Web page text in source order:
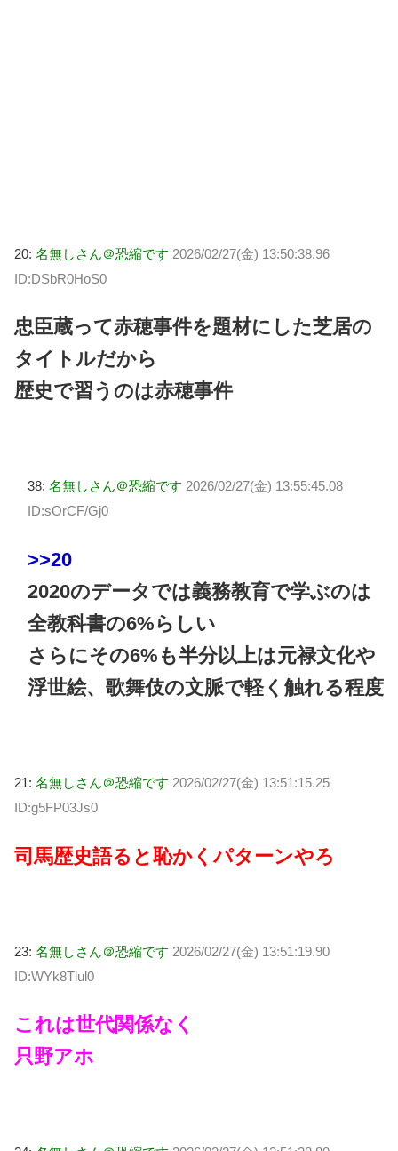
20: 名無しさん＠恐縮です 2026/02/27(金) 13:50:38.96
ID:DSbR0HoS0
忠臣蔵って赤穂事件を題材にした芝居の
タイトルだから
歴史で習うのは赤穂事件
38: 名無しさん＠恐縮です 2026/02/27(金) 13:55:45.08
ID:sOrCF/Gj0
>>20
2020のデータでは義務教育で学ぶのは
全教科書の6%らしい
さらにその6%も半分以上は元禄文化や
浮世絵、歌舞伎の文脈で軽く触れる程度
21: 名無しさん＠恐縮です 2026/02/27(金) 13:51:15.25
ID:g5FP03Js0
司馬歴史語ると恥かくパターンやろ
23: 名無しさん＠恐縮です 2026/02/27(金) 13:51:19.90
ID:WYk8Tlul0
これは世代関係なく
只野アホ